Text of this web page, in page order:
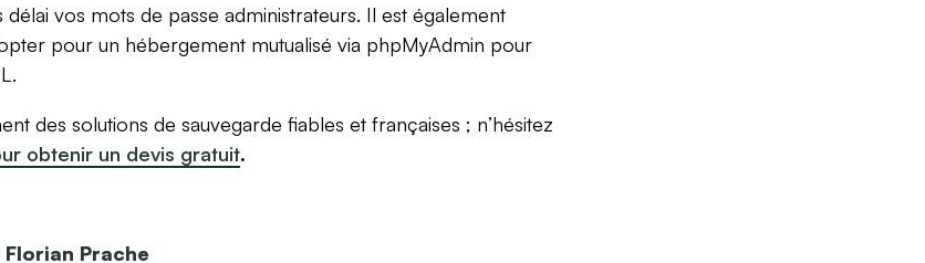
vos mots de passe administrateurs. Il est également
pour un hébergement mutualisé via phpMyAdmin pour
des solutions de sauvegarde fiables et françaises ; n’hésitez
obtenir un devis gratuit.
Florian Prache